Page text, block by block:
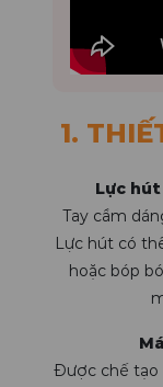
1.
Lực
Tay cầm
Lực hút có
hoặc bóp
Được chế tạo